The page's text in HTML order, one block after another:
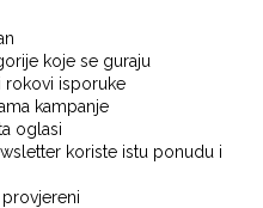
koje se guraju
rokovi isporuke
kampanje
oglasi
koriste istu ponudu i